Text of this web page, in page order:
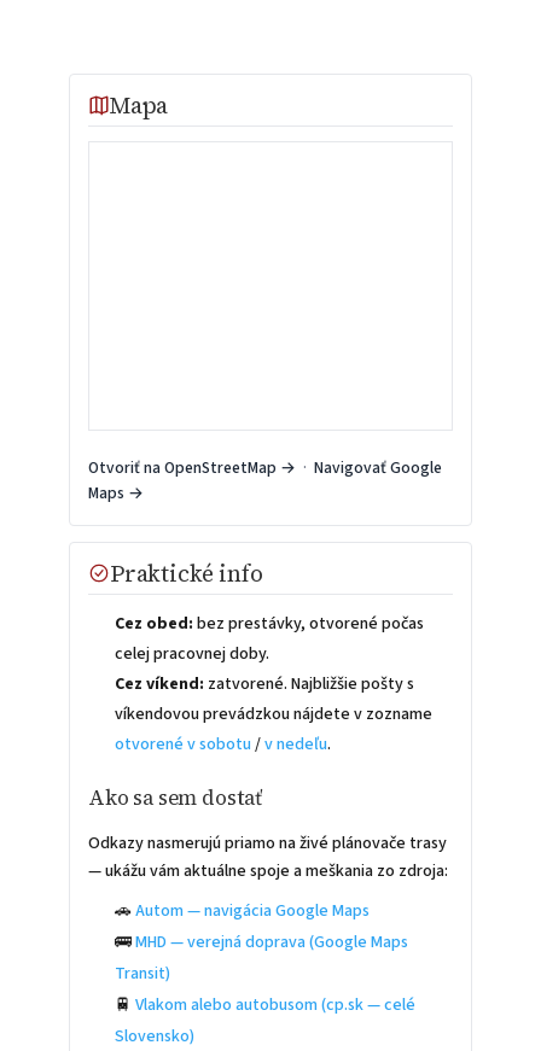
Mapa
Otvoriť na OpenStreetMap → · Navigovať Google
Maps →
Praktické info
Cez obed: bez prestávky, otvorené počas
celej pracovnej doby.
Cez víkend: zatvorené. Najbližšie pošty s
víkendovou prevádzkou nájdete v zozname
otvorené v sobotu /v nedeľu.
Ako sa sem dostať
Odkazy nasmerujú priamo na živé plánovače trasy
— ukážu vám aktuálne spoje a meškania zo zdroja:
🚗Autom — navigácia Google Maps
🚌MHD — verejná doprava (Google Maps
Transit)
🚆Vlakom alebo autobusom (cp.sk — celé
Slovensko)